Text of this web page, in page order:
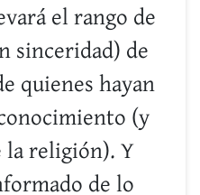
el rango de
sinceridad) de
quienes hayan
(y
religión). Y
de lo